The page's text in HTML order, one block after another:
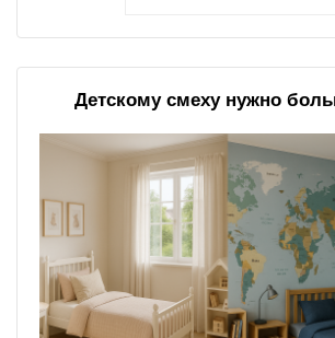
Детскому смеху нужно